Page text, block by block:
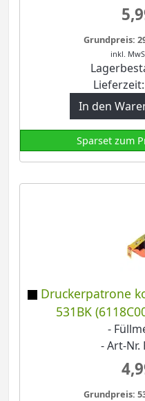
Grundpreis:
inkl.
In den
Sparset zum
Druckerpatrone
531BK
-
- Art-Nr.
Grundpreis: